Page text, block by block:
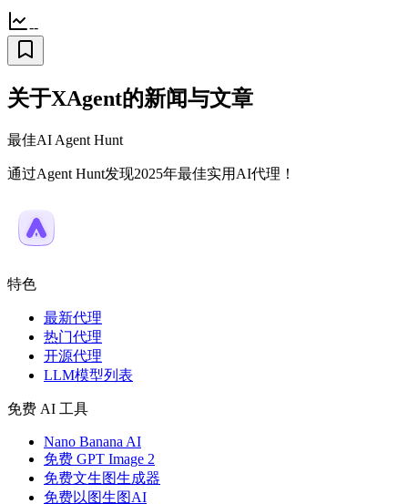
--
关于XAgent的新闻与文章
最佳AI Agent Hunt
通过Agent Hunt发现2025年最佳实用AI代理！
特色
最新代理
热门代理
开源代理
LLM模型列表
免费 AI 工具
Nano Banana AI
免费 GPT Image 2
免费文生图生成器
免费以图生图AI